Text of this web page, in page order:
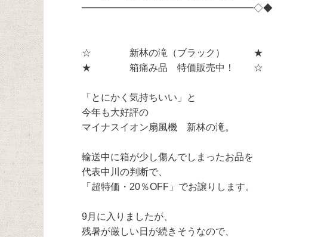
━━━━━━━━━━━━━━━━━━◇◆
☆ 新林の滝（ブラック） ★
★ 箱痛み品 特価販売中！ ☆
「とにかく気持ちいい」と
今年も大好評の
マイナスイオン扇風機 新林の滝。
輸送中に箱が少し傷んでしまったお品を
代表中川の判断で、
「超特価・20％OFF」でお譲りします。
9月に入りましたが、
残暑が厳しい日が続きそうなので、